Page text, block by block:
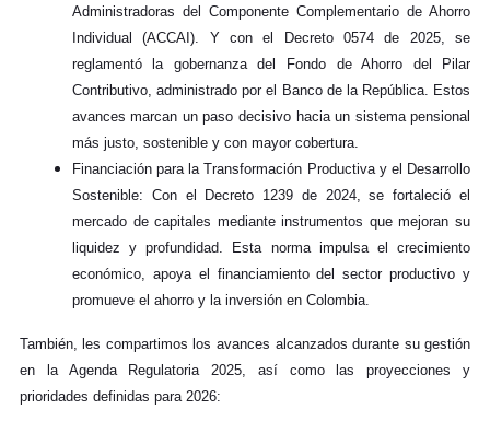
Administradoras del Componente Complementario de Ahorro
Individual (ACCAI). Y con el Decreto 0574 de 2025, se
reglamentó la gobernanza del Fondo de Ahorro del Pilar
Contributivo, administrado por el Banco de la República. Estos
avances marcan un paso decisivo hacia un sistema pensional
más justo, sostenible y con mayor cobertura.
Financiación para la Transformación Productiva y el Desarrollo
Sostenible: Con el Decreto 1239 de 2024, se fortaleció el
mercado de capitales mediante instrumentos que mejoran su
liquidez y profundidad. Esta norma impulsa el crecimiento
económico, apoya el financiamiento del sector productivo y
promueve el ahorro y la inversión en Colombia.
También, les compartimos los avances alcanzados durante su gestión
en la Agenda Regulatoria 2025, así como las proyecciones y
prioridades definidas para 2026: